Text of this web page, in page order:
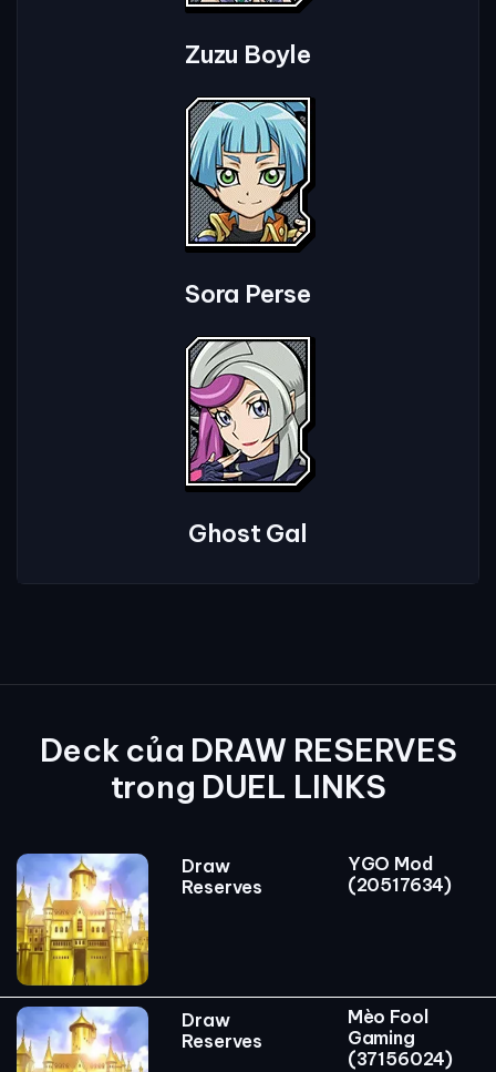
Zuzu Boyle
Sora Perse
Ghost Gal
Deck của DRAW RESERVES
trong DUEL LINKS
Draw
Reserves
YGO Mod
(20517634)
Draw
Reserves
Mèo Fool
Gaming
(37156024)